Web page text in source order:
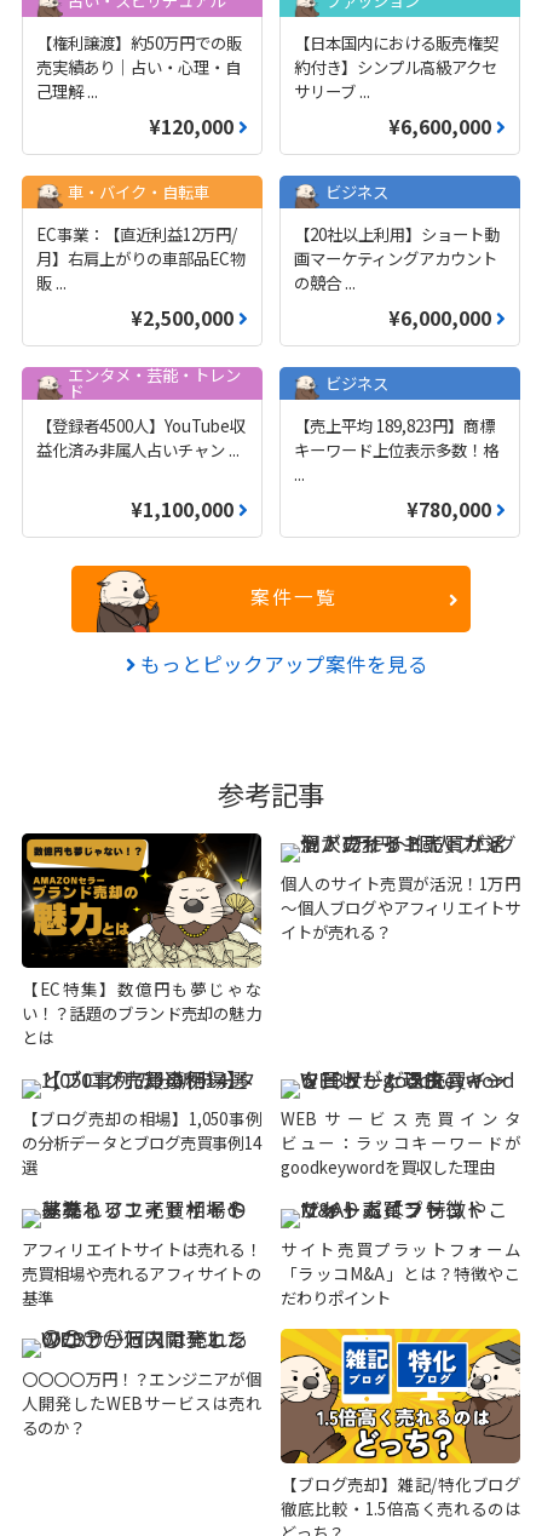
【権利譲渡】約50万円での販
売実績あり｜占い・心理・自
己理解...
¥120,000
【日本国内における販売権契
約付き】シンプル高級アクセ
サリーブ ...
¥6,600,000
車・バイク・自転車
EC事業：【直近利益12万円/
月】右肩上がりの車部品EC物
販 ...
¥2,500,000
ビジネス
【20社以上利用】ショート動
画マーケティングアカウント
の競合...
¥6,000,000
エンタメ・芸能・トレン
ド
【登録者4500人】YouTube収
益化済み非属人占いチャン ...
¥1,100,000
ビジネス
【売上平均 189,823円】商標
キーワード上位表示多数！格
...
¥780,000
案件一覧
もっとピックアップ案件を見る
参考記事
【EC特集】数億円も夢じゃな
い！？話題のブランド売却の魅力
とは
個人のサイト売買が活況！1万円
～個人ブログやアフィリエイトサ
イトが売れる？
【ブログ売却の相場】1,050事例
の分析データとブログ売買事例14
選
WEBサービス売買インタ
ビュー：ラッコキーワードが
goodkeywordを買収した理由
アフィリエイトサイトは売れる！
売買相場や売れるアフィサイトの
基準
サイト売買プラットフォーム
「ラッコM&A」とは？特徴やこ
だわりポイント
〇〇〇〇万円！？エンジニアが個
人開発したWEBサービスは売れ
るのか？
【ブログ売却】雑記/特化ブログ
徹底比較・1.5倍高く売れるのは